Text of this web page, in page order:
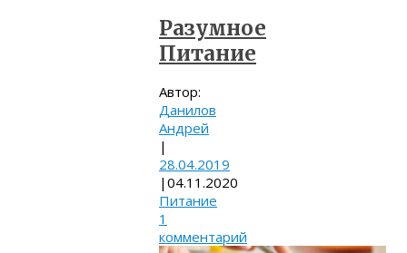
Разумное
Питание
Автор:
Данилов
Андрей
|
28.04.2019
| 04.11.2020
Питание
1
комментарий